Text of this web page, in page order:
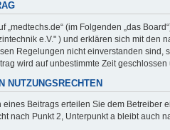
„medtechs.de“ (im Folgenden „das
e.V." ) und erklären sich mit den
Regelungen nicht einverstanden sind,
wird auf unbestimmte Zeit
NUTZUNGSRECHTEN
eines Beitrags erteilen Sie dem
nach Punkt 2, Unterpunkt a bleibt auch